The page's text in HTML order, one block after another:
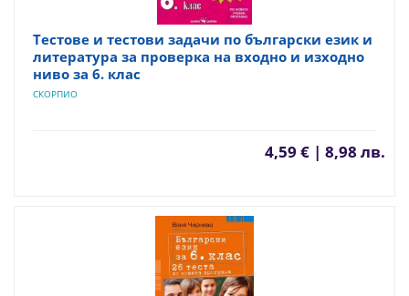
Тестове и тестови задачи по български език и
литература за проверка на входно и изходно
ниво за 6. клас
СКОРПИО
4,59 € | 8,98 лв.